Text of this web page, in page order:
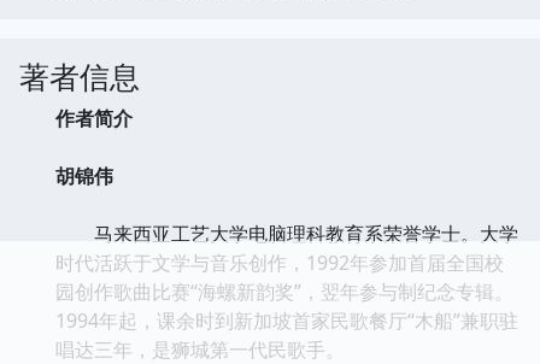
著者信息
作者简介
胡锦伟
马来西亚工艺大学电脑理科教育系荣誉学士。大学
时代活跃于文学与音乐创作，1992年参加首届全国校
园创作歌曲比赛“海螺新韵奖”，翌年参与制纪念专辑。
1994年起，课余时到新加坡首家民歌餐厅“木船”兼职驻
唱达三年，是狮城第一代民歌手。